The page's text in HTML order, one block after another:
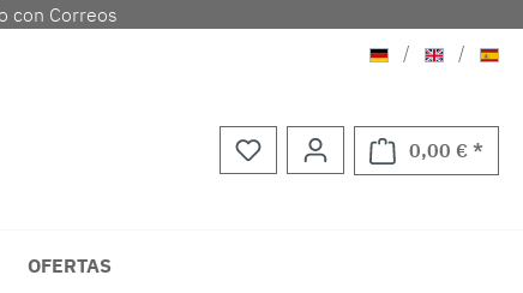
con Correos
Aleman
/ Ingles/
0,00 € *
OFERTAS